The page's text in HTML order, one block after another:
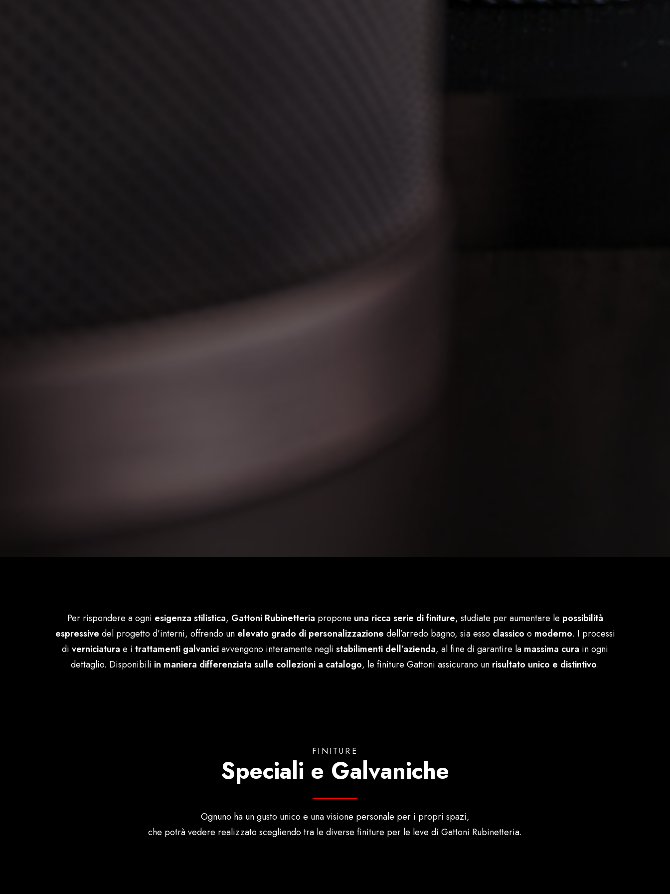
Per rispondere a ogni esigenza stilistica, Gattoni Rubinetteria propone una ricca serie di finiture, studiate per aumentare le possibilità
espressive del progetto d’interni, offrendo un elevato grado di personalizzazione dell’arredo bagno, sia esso classico o moderno. I processi
di verniciatura e i trattamenti galvaniciavvengono interamente negli stabilimenti dell’azienda, al fine di garantire la massima cura in ogni
dettaglio. Disponibili in maniera differenziata sulle collezioni a catalogo, le finiture Gattoni assicurano un risultato unico e distintivo.
FINITURE
Speciali e Galvaniche
Ognuno ha un gusto unico e una visione personale per i propri spazi,
che potrà vedere realizzato scegliendo tra le diverse finiture per le leve di Gattoni Rubinetteria.